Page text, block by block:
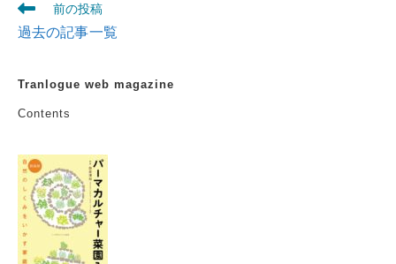
前の投稿
過去の記事一覧
Tranlogue web magazine
Contents